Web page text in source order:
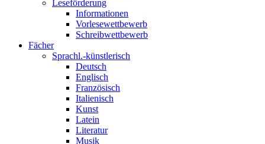
Leseförderung
Informationen
Vorlesewettbewerb
Schreibwettbewerb
Fächer
Sprachl.-künstlerisch
Deutsch
Englisch
Französisch
Italienisch
Kunst
Latein
Literatur
Musik